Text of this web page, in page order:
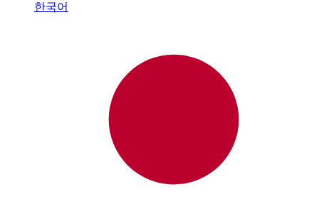
한국어